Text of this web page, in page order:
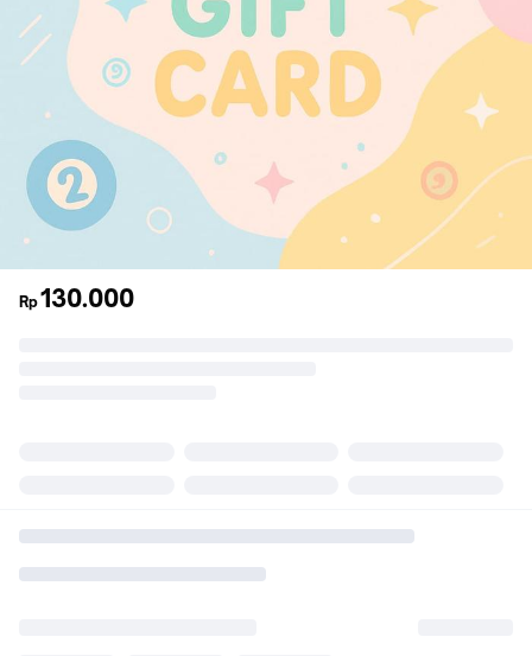
Rp130.000